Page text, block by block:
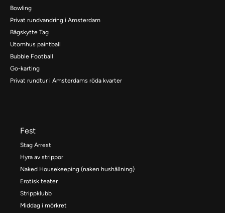
Bowling
Privat rundvandring i Amsterdam
Bågskytte Tag
Utomhus paintball
Bubble Football
Go-karting
Privat rundtur i Amsterdams röda kvarter
Fest
Stag Arrest
Hyra av strippor
Naked Housekeeping (naken hushållning)
Erotisk teater
Strippklubb
Middag i mörkret